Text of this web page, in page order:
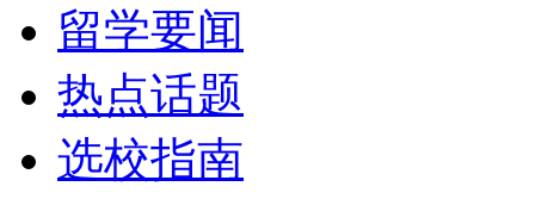
留学要闻
热点话题
选校指南